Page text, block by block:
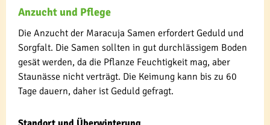
Anzucht und Pflege
Die Anzucht der Maracuja Samen erfordert Geduld und
Sorgfalt. Die Samen sollten in gut durchlässigem Boden
gesät werden, da die Pflanze Feuchtigkeit mag, aber
Staunässe nicht verträgt. Die Keimung kann bis zu 60
Tage dauern, daher ist Geduld gefragt.